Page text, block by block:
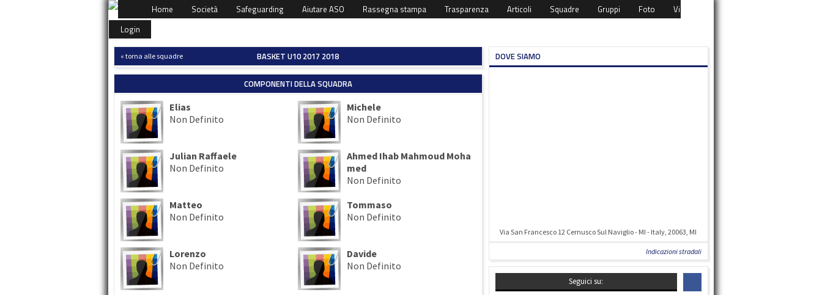
Home Società Safeguarding Aiutare ASO Rassegna stampa Trasparenza Articoli Squadre Gruppi Foto Video
Login
« torna alle squadre BASKET U10 2017 2018
COMPONENTI DELLA SQUADRA
Elias
Non Definito
Michele
Non Definito
Julian Raffaele
Non Definito
Ahmed Ihab Mahmoud Moha
med
Non Definito
Matteo
Non Definito
Tommaso
Non Definito
Lorenzo
Non Definito
Davide
Non Definito
DOVE SIAMO
Via San Francesco 12 Cernusco Sul Naviglio - MI - Italy, 20063, MI
Indicazioni stradali
Seguici su: